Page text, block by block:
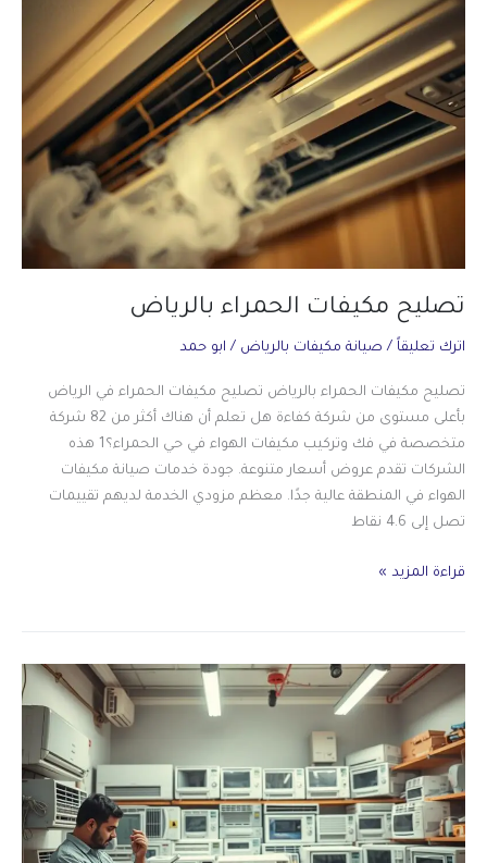
تصليح مكيفات الحمراء بالرياض
اترك تعليقاً / صيانة مكيفات بالرياض / ابو حمد
تصليح مكيفات الحمراء بالرياض تصليح مكيفات الحمراء في الرياض
بأعلى مستوى من شركة كفاءة هل تعلم أن هناك أكثر من 82 شركة
متخصصة في فك وتركيب مكيفات الهواء في حي الحمراء؟1 هذه
الشركات تقدم عروض أسعار متنوعة. جودة خدمات صيانة مكيفات
الهواء في المنطقة عالية جدًا. معظم مزودي الخدمة لديهم تقييمات
تصل إلى 4.6 نقاط
تصليح
قراءة المزيد »